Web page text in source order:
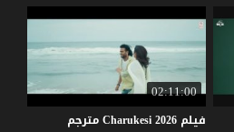
02:11:00
فيلم Charukesi2026 مترجم